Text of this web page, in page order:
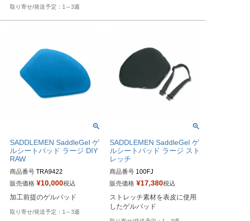
1～3週
SADDLEMEN SaddleGel ゲ
ルシートパッド ラージ DIY
RAW
商品番号 TRA9422
販売価格 ¥10,000税込
加工前提のゲルパッド
1～3週
SADDLEMEN SaddleGel ゲ
ルシートパッド ラージ スト
レッチ
商品番号 100FJ
販売価格 ¥17,380税込
ストレッチ素材を表皮に使用
したゲルパッド